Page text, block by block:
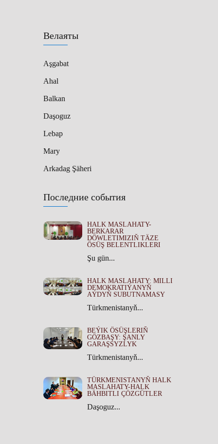
Велаяты
Aşgabat
Ahal
Balkan
Daşoguz
Lebap
Mary
Arkadag Şäheri
Последние события
HALK MASLAHATY-
BERKARAR
DÖWLETIMIZIŇ TÄZE
ÖSÜŞ BELENTLIKLERI
Şu gün...
HALK MASLAHATY: MILLI
DEMOKRATIÝANYŇ
AÝDYŇ SUBUTNAMASY
Türkmenistanyň...
BEÝIK ÖSÜŞLERIŇ
GÖZBAŞY: ŞANLY
GARAŞSYZLYK
Türkmenistanyň...
TÜRKMENISTANYŇ HALK
MASLAHATY-HALK
BÄHBITLI ÇÖZGÜTLER
Daşoguz...